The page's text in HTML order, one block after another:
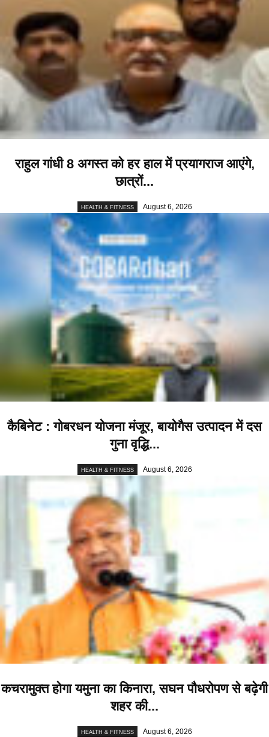
राहुल गांधी 8 अगस्त को हर हाल में प्रयागराज आएंगे,
छात्रों...
HEALTH & FITNESS August 6, 2026
कैबिनेट : गोबरधन योजना मंजूर, बायोगैस उत्पादन में दस
गुना वृद्धि...
HEALTH & FITNESS August 6, 2026
कचरामुक्त होगा यमुना का किनारा, सघन पौधरोपण से बढ़ेगी
शहर की...
HEALTH & FITNESS August 6, 2026